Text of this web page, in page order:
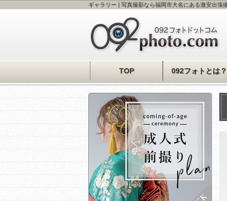
ギャラリー | 写真撮影なら福岡市大名にある激安出張
TOP 092フォトとは？